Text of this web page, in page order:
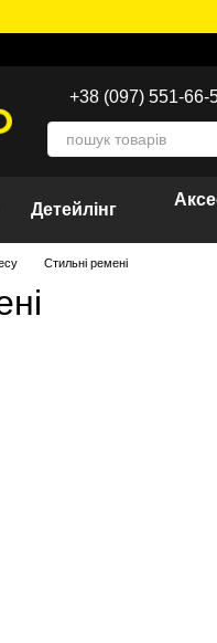
+38 (097) 551-66-
Детейлінг
Стильні ремені